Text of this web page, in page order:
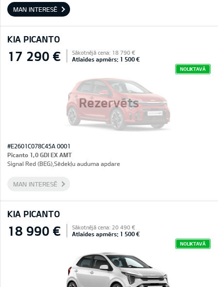
MAN INTERESĒ
KIA PICANTO
Rezervēts
17 290 € Sākotnējā cena: 18 790 €
Atlaides apmērs: 1 500 €
NOLIKTAVĀ
#E2601C078C45A 0001
Picanto 1,0 GDI EX AMT
Signal Red (BEG),Sēdekļu auduma apdare
MAN INTERESĒ
KIA PICANTO
18 990 € Sākotnējā cena: 20 490 €
Atlaides apmērs: 1 500 €
NOLIKTAVĀ